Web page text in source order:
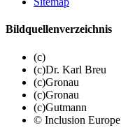
Bildquellenverzeichnis
(c)
(c)Dr. Karl Breu
(c)Gronau
(c)Gronau
(c)Gutmann
© Inclusion Europe